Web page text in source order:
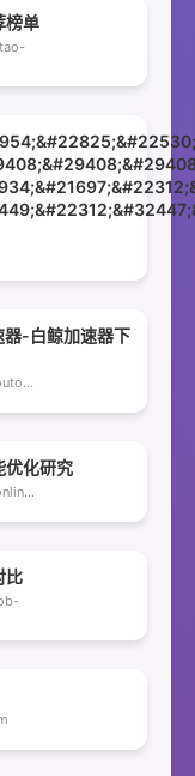
榜单
器-白鲸加速器下
https://9651.guangzhoutongyuhotel.com
优化研究
https://jingxian.mitaoonline.cc
比